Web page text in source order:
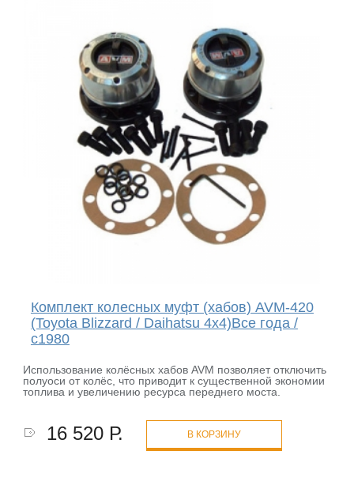
Комплект колесных муфт (хабов) AVM-420
(Toyota Blizzard / Daihatsu 4x4)Все года /
с1980
Использование колёсных хабов AVM позволяет отключить
полуоси от колёс, что приводит к существенной экономии
топлива и увеличению ресурса переднего моста.
16 520 Р. В КОРЗИНУ